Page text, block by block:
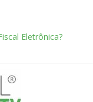
Eletrônica?
Digital?